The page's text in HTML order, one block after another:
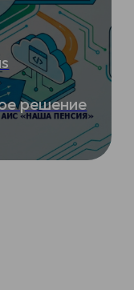
решение